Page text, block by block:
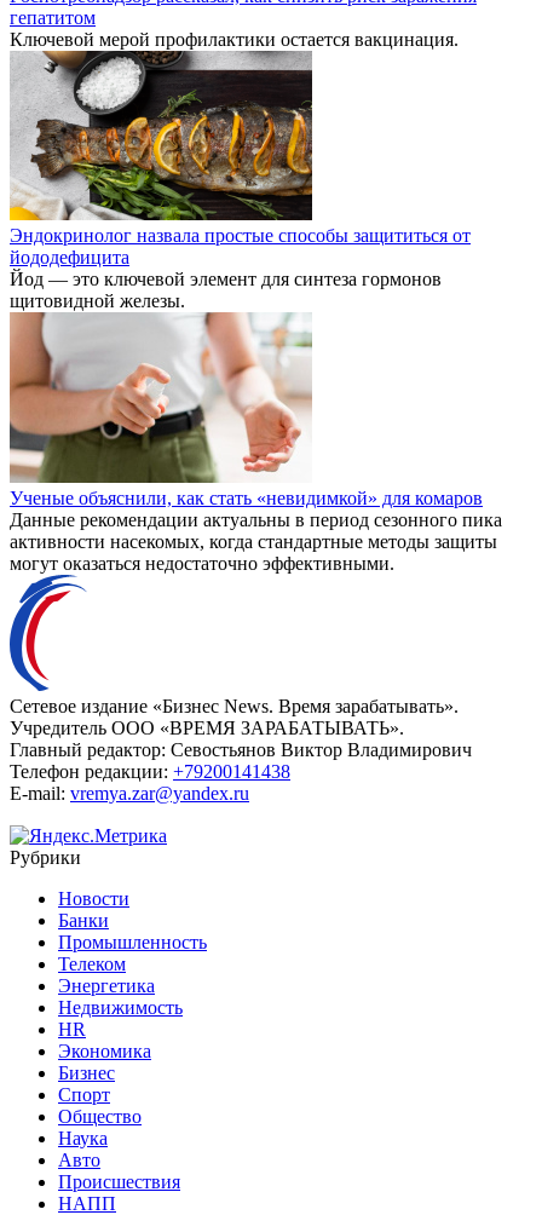
гепатитом
Ключевой мерой профилактики остается вакцинация.
Эндокринолог назвала простые способы защититься от
йододефицита
Йод — это ключевой элемент для синтеза гормонов
щитовидной железы.
Ученые объяснили, как стать «невидимкой» для комаров
Данные рекомендации актуальны в период сезонного пика
активности насекомых, когда стандартные методы защиты
могут оказаться недостаточно эффективными.
Сетевое издание «Бизнес News. Время зарабатывать».
Учредитель ООО «ВРЕМЯ ЗАРАБАТЫВАТЬ».
Главный редактор: Севостьянов Виктор Владимирович
Телефон редакции: +79200141438
E-mail: vremya.zar@yandex.ru
Рубрики
Новости
Банки
Промышленность
Телеком
Энергетика
Недвижимость
HR
Экономика
Бизнес
Спорт
Общество
Наука
Авто
Происшествия
НАПП